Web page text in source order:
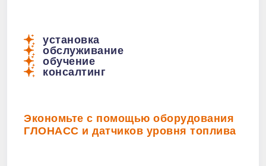
Тепловозы
Вывоз ТБО
установка
обслуживание
обучение
консалтинг
Экономьте с помощью оборудования
ГЛОНАСС и датчиков уровня топлива